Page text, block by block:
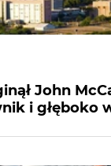
John
i głęboko